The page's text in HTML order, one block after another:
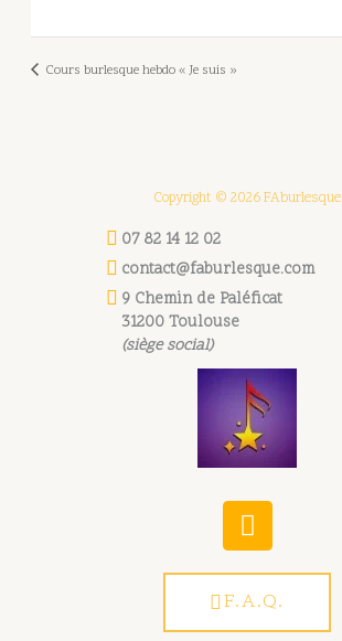
Cours burlesque hebdo « Je suis »
Copyright © 2026 FAburlesque
07 82 14 12 02
contact@faburlesque.com
9 Chemin de Paléficat
31200 Toulouse
(siège social)
W
h
a
t
s
F.A.Q.